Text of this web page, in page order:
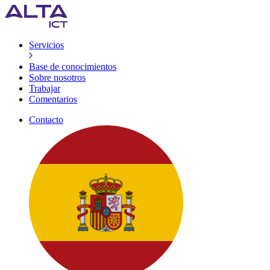
Servicios
Base de conocimientos
Sobre nosotros
Trabajar
Comentarios
Contacto